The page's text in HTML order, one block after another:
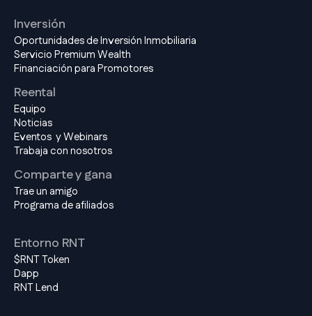
Inversión
Oportunidades de Inversión Inmobiliaria
Servicio Premium Wealth
Financiación para Promotores
Reental
Equipo
Noticias
Eventos y Webinars
Trabaja con nosotros
Comparte y gana
Trae un amigo
Programa de afiliados
Entorno RNT
$RNT Token
Dapp
RNT Lend